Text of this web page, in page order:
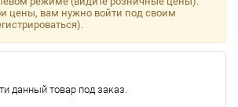
цены, вам нужно войти под своим
данный товар под заказ.